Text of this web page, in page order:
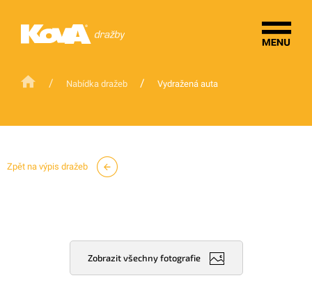
/ Nabídka dražeb / Vydražená auta
Zpět na výpis dražeb
Zobrazit všechny fotografie